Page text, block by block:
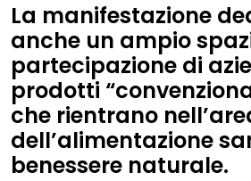
La manifestazione
anche un ampio
partecipazione di
prodotti
che rientrano
dell’alimentazione
benessere naturale.